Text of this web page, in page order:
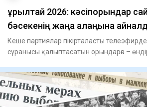
Құрылтай 2026: кәсіпорындар
бәсекенің жаңа алаңына
Кеше партиялар пікірталасты
сұранысы қалыптасатын орындарға –